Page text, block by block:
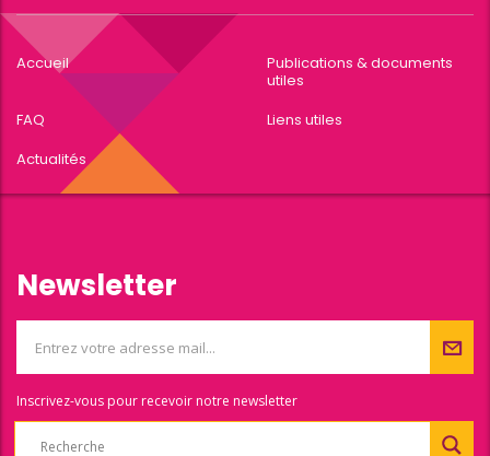
Accueil
Publications & documents
utiles
FAQ
Liens utiles
Actualités
Newsletter
Inscrivez-vous pour recevoir notre newsletter